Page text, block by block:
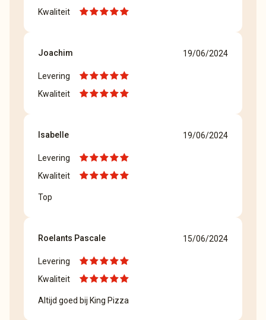
Kwaliteit
Joachim 19/06/2024
Levering
Kwaliteit
Isabelle 19/06/2024
Levering
Kwaliteit
Top
Roelants Pascale 15/06/2024
Levering
Kwaliteit
Altijd goed bij King Pizza